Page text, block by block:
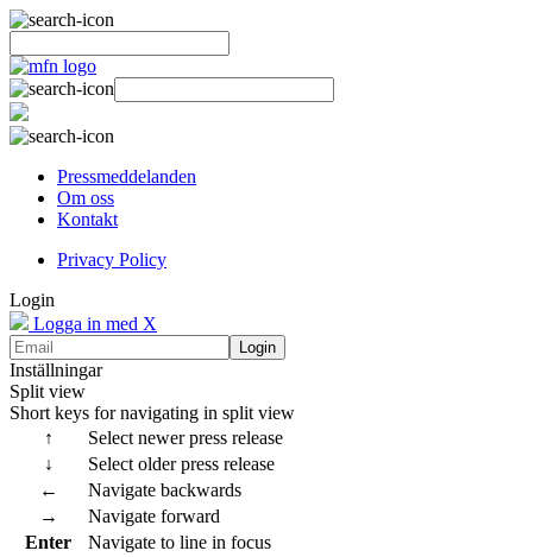
Pressmeddelanden
Om oss
Kontakt
Privacy Policy
Login
Logga in med X
Login
Inställningar
Split view
Short keys for navigating in split view
↑
Select newer press release
↓
Select older press release
←
Navigate backwards
→
Navigate forward
Enter
Navigate to line in focus